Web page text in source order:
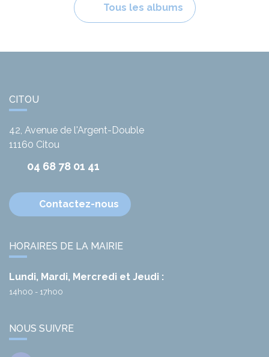
Tous les albums
CITOU
42, Avenue de l'Argent-Double
11160 Citou
04 68 78 01 41
Contactez-nous
HORAIRES DE LA MAIRIE
Lundi, Mardi, Mercredi et Jeudi :
14h00 - 17h00
NOUS SUIVRE